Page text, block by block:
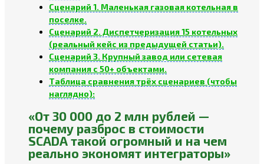
Сценарий 1. Маленькая газовая котельная в
поселке.
Сценарий 2. Диспетчеризация 15 котельных
(реальный кейс из предыдущей статьи).
Сценарий 3. Крупный завод или сетевая
компания с 50+ объектами.
Таблица сравнения трёх сценариев (чтобы
наглядно):
«От 30 000 до 2 млн рублей —
почему разброс в стоимости
SCADA такой огромный и на чем
реально экономят интеграторы»